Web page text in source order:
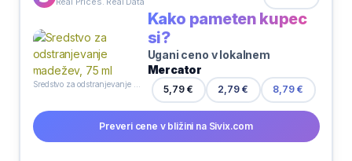
Kako pameten kupec
si?
Ugani ceno v lokalnem
Mercator
5,79 € 2,79 € 8,79 €
Preveri cene v bližini na Sivix.com